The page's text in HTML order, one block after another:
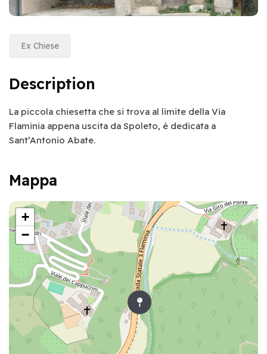
Ex Chiese
Description
La piccola chiesetta che si trova al limite della Via
Flaminia appena uscita da Spoleto, è dedicata a
Sant’Antonio Abate.
Mappa
+
−